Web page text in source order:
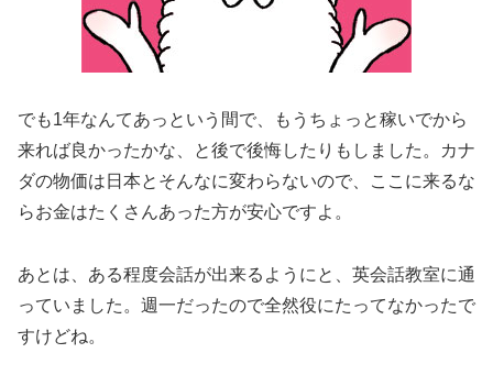
でも1年なんてあっという間で、もうちょっと稼いでから
来れば良かったかな、と後で後悔したりもしました。カナ
ダの物価は日本とそんなに変わらないので、ここに来るな
らお金はたくさんあった方が安心ですよ。
あとは、ある程度会話が出来るようにと、英会話教室に通
っていました。週一だったので全然役にたってなかったで
すけどね。